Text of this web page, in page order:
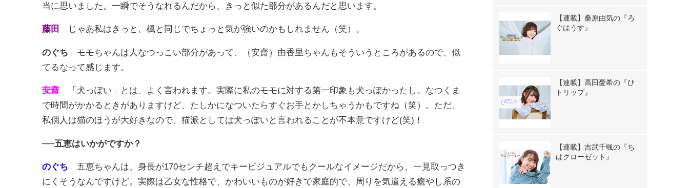
当に思いました。一瞬でそうなれるんだから、きっと似た部分があるんだと思います。
藤田 じゃあ私はきっと、楓と同じでちょっと気が強いのかもしれません（笑）。
のぐち モモちゃんは人なつっこい部分があって、（安齋）由香里ちゃんもそういうところがあるので、似
てるなって感じます。
安齋 「犬っぽい」とは、よく言われます。実際に私のモモに対する第一印象も犬っぽかったし。なつくま
で時間がかかるときがありますけど、たしかになついたらすぐお手とかしちゃうかもですね（笑）。ただ、
私個人は猫のほうが大好きなので、猫派としては犬っぽいと言われることが不本意ですけど(笑)！
──五恵はいかがですか？
のぐち 五恵ちゃんは、身長が170センチ超えでキービジュアルでもクールなイメージだから、一見取っつき
にくそうなんですけど。実際は乙女な性格で、かわいいものが好きで家庭的で、周りを気遣える癒やし系の
【連載】桑原由気の『ろ
ぐはうす』
【連載】高田憂希の『ひ
トリップ』
【連載】吉武千颯の『ち
はクローゼット』